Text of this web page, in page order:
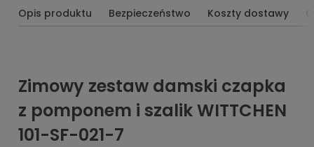
Opis produktu Bezpieczeństwo Koszty dostawy
Zimowy zestaw damski czapka
z pomponem i szalik WITTCHEN
101-SF-021-7